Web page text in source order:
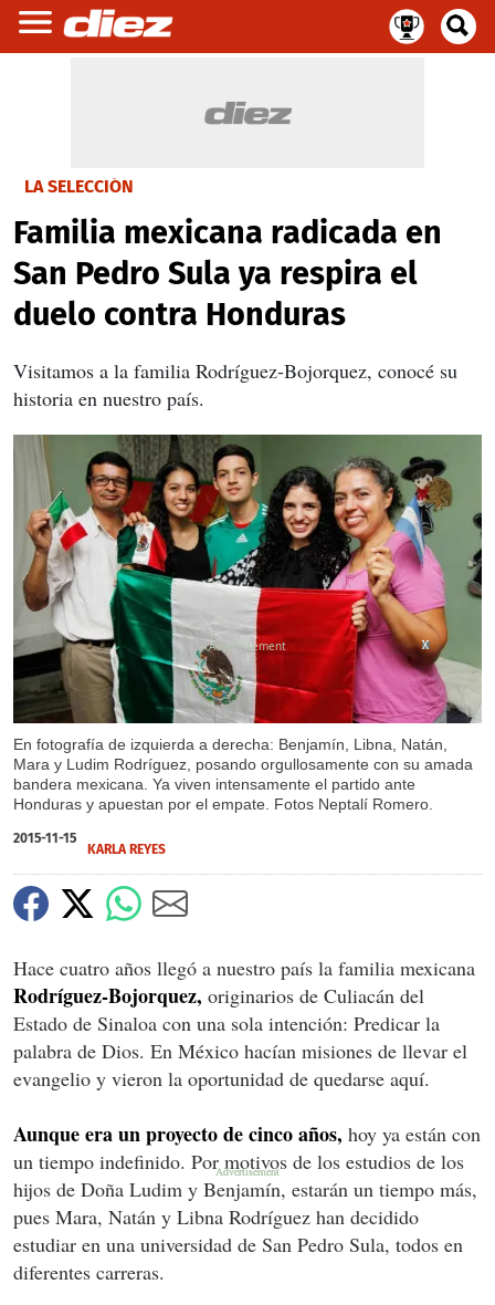
LA SELECCIÓN
Familia mexicana radicada en
San Pedro Sula ya respira el
duelo contra Honduras
Visitamos a la familia Rodríguez-Bojorquez, conocé su
historia en nuestro país.
En fotografía de izquierda a derecha: Benjamín, Libna, Natán,
Mara y Ludim Rodríguez, posando orgullosamente con su amada
bandera mexicana. Ya viven intensamente el partido ante
Honduras y apuestan por el empate. Fotos Neptalí Romero.
X
X
X
X
2015-11-15
KARLA REYES
Hace cuatro años llegó a nuestro país la familia mexicana
Rodríguez-Bojorquez, originarios de Culiacán del
Estado de Sinaloa con una sola intención: Predicar la
palabra de Dios. En México hacían misiones de llevar el
evangelio y vieron la oportunidad de quedarse aquí.
Aunque era un proyecto de cinco años, hoy ya están con
un tiempo indefinido. Por motivos de los estudios de los
hijos de Doña Ludim y Benjamín, estarán un tiempo más,
pues Mara, Natán y Libna Rodríguez han decidido
estudiar en una universidad de San Pedro Sula, todos en
diferentes carreras.